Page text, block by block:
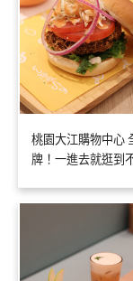
桃園大江購物中心
牌！一進去就逛到